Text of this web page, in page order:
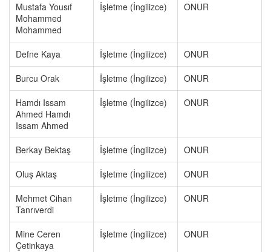
Mustafa Yousıf
Mohammed
Mohammed
İşletme (İngilizce) ONUR
Defne Kaya İşletme (İngilizce)
ONUR
Burcu Orak
İşletme (İngilizce)
ONUR
Hamdı Issam
Ahmed Hamdı
Issam Ahmed
İşletme (İngilizce) ONUR
Berkay Bektaş İşletme (İngilizce)
ONUR
Oluş Aktaş
İşletme (İngilizce)
ONUR
Mehmet Cihan
Tanrıverdi
İşletme (İngilizce) ONUR
Mine Ceren
Çetinkaya
İşletme (İngilizce) ONUR